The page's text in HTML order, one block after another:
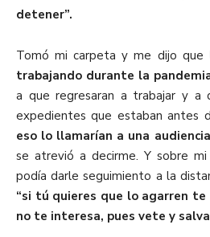
detener”.
Tomó mi carpeta y me dijo que
trabajando durante la
a que regresaran a trabajar y a
expedientes que estaban antes
eso lo llamarían a una
se atrevió a decirme. Y sobre
podía darle seguimiento a la
“si tú quieres que lo agarren
no te interesa, pues vete y